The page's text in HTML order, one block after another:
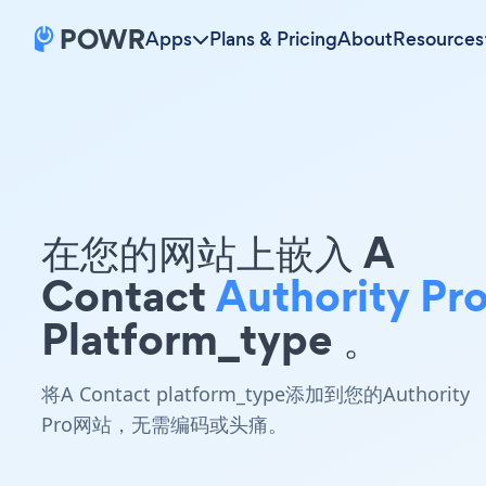
Apps Plans & PricingAboutResources
在您的网站上嵌入 A
ContactAuthority
Platform_type 。
将A Contact platform_type添加到您的Authority
Pro网站，无需编码或头痛。